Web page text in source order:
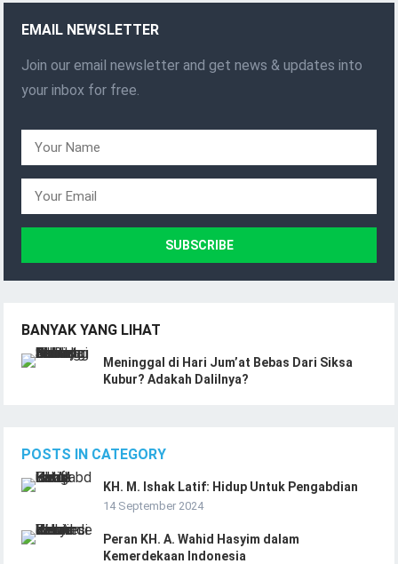
EMAIL NEWSLETTER
Join our email newsletter and get news & updates into
your inbox for free.
BANYAK YANG LIHAT
Meninggal di Hari Jum’at Bebas Dari Siksa
Kubur? Adakah Dalilnya?
POSTS IN CATEGORY
KH. M. Ishak Latif: Hidup Untuk Pengabdian
14 September 2024
Peran KH. A. Wahid Hasyim dalam
Kemerdekaan Indonesia